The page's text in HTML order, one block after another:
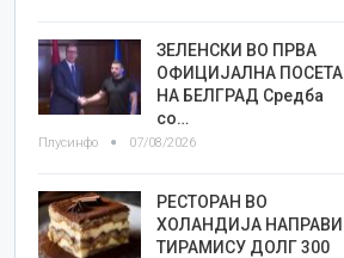
ЗЕЛЕНСКИ ВО ПРВА
ОФИЦИЈАЛНА ПОСЕТА
НА БЕЛГРАД Средба
со…
Плусинфо 07/08/2026
РЕСТОРАН ВО
ХОЛАНДИЈА НАПРАВИ
ТИРАМИСУ ДОЛГ 300